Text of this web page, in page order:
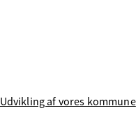
Udvikling af vores kommune